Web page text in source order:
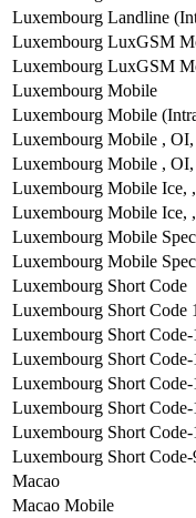
Luxembourg Landline
Luxembourg LuxGSM
Luxembourg LuxGSM
Luxembourg Mobile
Luxembourg Mobile
Luxembourg Mobile , OI,
Luxembourg Mobile ,
Luxembourg Mobile Ice,
Luxembourg Mobile Ice,
Luxembourg Mobile
Luxembourg Mobile
Luxembourg Short Code
Luxembourg Short Code
Luxembourg Short Code-
Luxembourg Short
Luxembourg Short
Luxembourg Short
Luxembourg Short
Luxembourg Short
Macao
Macao Mobile